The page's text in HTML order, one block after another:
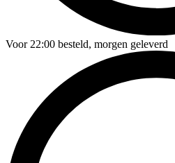
Voor22:00 besteld, morgen geleverd